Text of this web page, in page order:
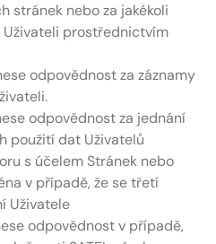
stránek nebo za jakékoli
prostřednictvím
odpovědnost za záznamy
odpovědnost za jednání
použití dat Uživatelů
s účelem Stránek nebo
v případě, že se třetí
Uživatele
odpovědnost v případě,